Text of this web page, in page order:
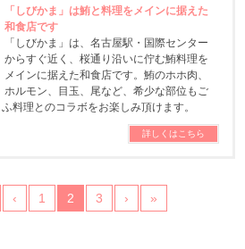
「しびかま」は鮪と料理をメインに据えた
和食店です
「しびかま」は、名古屋駅・国際センター
からすぐ近く、桜通り沿いに佇む鮪料理を
メインに据えた和食店です。鮪のホホ肉、
ホルモン、目玉、尾など、希少な部位もご
料理とのコラボをお楽しみ頂けます。
詳しくはこちら
‹ 1 2 3 › »